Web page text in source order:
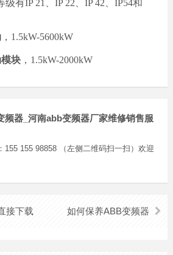
有IP 21、IP 22、IP 42、IP54和
，1.5kW-5600kW
块，1.5kW-2000kW
频器_河南abb变频器厂家维修销售服
155 155 98858 （左侧二维码扫一扫）欢迎
接下载 如何保养ABB变频器